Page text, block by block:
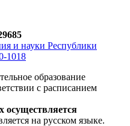
и науки Республики
1018
образование
с расписанием
осуществляется
на русском языке.